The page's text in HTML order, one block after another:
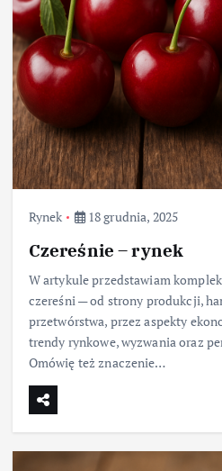
Rynek 18 grudnia, 2025
Czereśnie – rynek
W artykule przedstawiam
czereśni — od strony produkcji,
przetwórstwa, przez aspekty
trendy rynkowe, wyzwania oraz
Omówię też znaczenie…